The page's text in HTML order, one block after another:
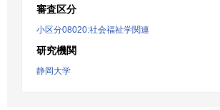
審査区分
小区分08020:社会福祉学関連
研究機関
静岡大学